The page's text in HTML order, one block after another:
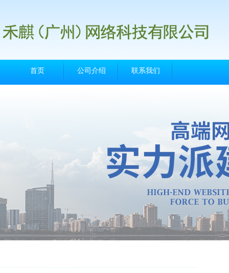
首页 公司介绍 联系我们